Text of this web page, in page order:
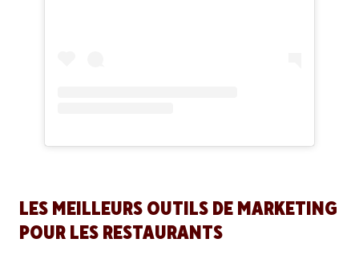
LES MEILLEURS OUTILS DE MARKETING
POUR LES RESTAURANTS